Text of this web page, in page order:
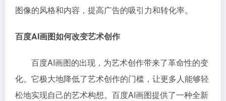
图像的风格和内容，提高广告的吸引力和转化率。
百度AI画图如何改变艺术创作
百度AI画图的出现，为艺术创作带来了革命性的变
化。它极大地降低了艺术创作的门槛，让更多人能够轻
松地实现自己的艺术构想。百度AI画图提供了一种全新